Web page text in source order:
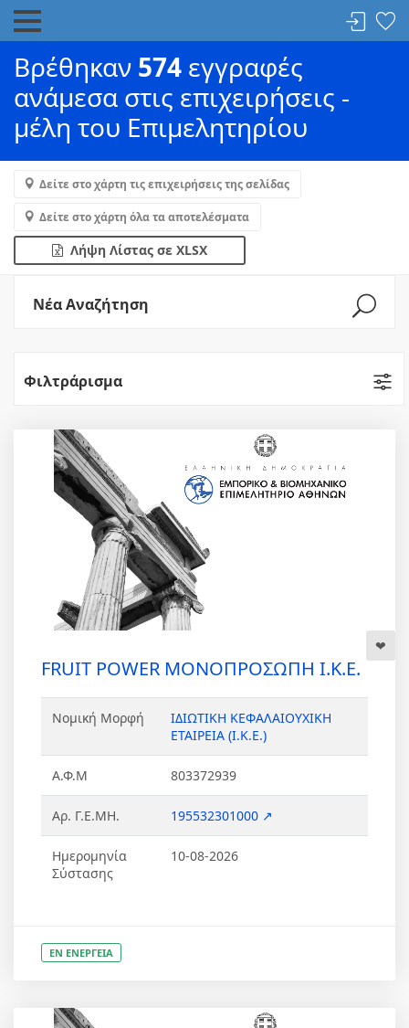
Βρέθηκαν 574 εγγραφές
ανάμεσα στις επιχειρήσεις -
μέλη του Επιμελητηρίου
Δείτε στο χάρτη τις επιχειρήσεις της σελίδας
Δείτε στο χάρτη όλα τα αποτελέσματα
Λήψη Λίστας σε XLSX
Νέα Αναζήτηση
Φιλτράρισμα
FRUIT POWER ΜΟΝΟΠΡΟΣΩΠΗ Ι.Κ.Ε.
Νομική Μορφή
ΙΔΙΩΤΙΚΗ ΚΕΦΑΛΑΙΟΥΧΙΚΗ
ΕΤΑΙΡΕΙΑ (Ι.Κ.Ε.)
Α.Φ.Μ 803372939
Αρ. Γ.Ε.ΜΗ. 195532301000 ↗
Ημερομηνία
Σύστασης
10-08-2026
ΕΝ ΕΝΕΡΓΕΙΑ